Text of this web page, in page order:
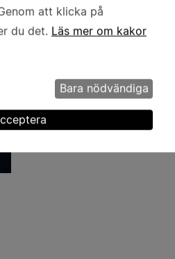
att klicka på
du det. Läs mer om kakor
Bara nödvändiga